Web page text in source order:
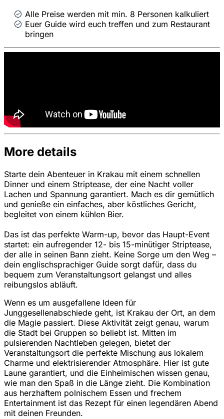
Alle Preise werden mit min. 8 Personen kalkuliert
Euer Guide wird euch treffen und zum Restaurant
bringen
More details
Starte dein Abenteuer in Krakau mit einem schnellen
Dinner und einem Striptease, der eine Nacht voller
Lachen und Spannung garantiert. Mach es dir gemütlich
und genieße ein einfaches, aber köstliches Gericht,
begleitet von einem kühlen Bier.
Das ist das perfekte Warm-up, bevor das Haupt-Event
startet: ein aufregender 12- bis 15-minütiger Striptease,
der alle in seinen Bann zieht. Keine Sorge um den Weg –
dein englischsprachiger Guide sorgt dafür, dass du
bequem zum Veranstaltungsort gelangst und alles
reibungslos abläuft.
Wenn es um ausgefallene Ideen für
Junggesellenabschiede geht, ist Krakau der Ort, an dem
die Magie passiert. Diese Aktivität zeigt genau, warum
die Stadt bei Gruppen so beliebt ist. Mitten im
pulsierenden Nachtleben gelegen, bietet der
Veranstaltungsort die perfekte Mischung aus lokalem
Charme und elektrisierender Atmosphäre. Hier ist gute
Laune garantiert, und die Einheimischen wissen genau,
wie man den Spaß in die Länge zieht. Die Kombination
aus herzhaftem polnischem Essen und frechem
Entertainment ist das Rezept für einen legendären Abend
mit deinen Freunden.